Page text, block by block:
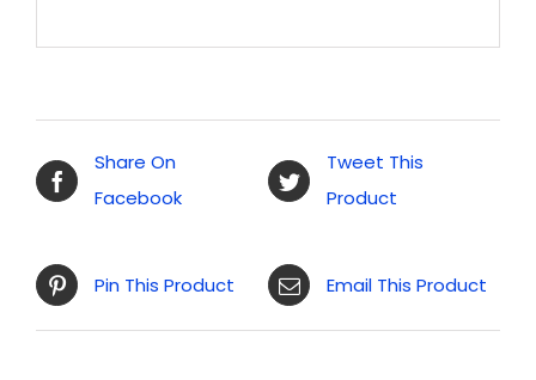
Share On
Facebook
Tweet This
Product
Pin This Product Email This Product